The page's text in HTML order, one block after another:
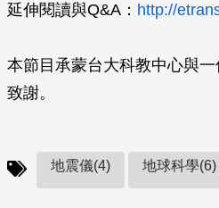
延伸閱讀與Q&A： http://
本節目承蒙台大科教中心與
致謝。
地震儀(4) 地球科學(6)